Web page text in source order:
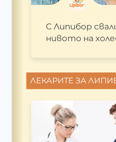
С Липибор
нивото на
ЛЕКАРИТЕ ЗА